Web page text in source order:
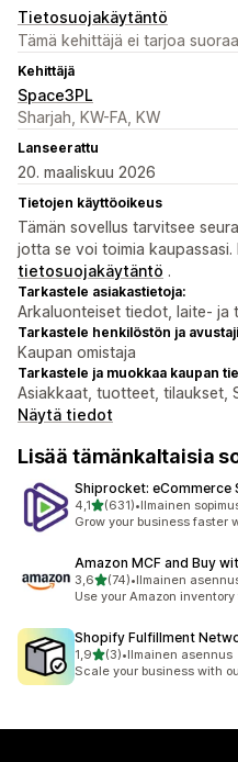
Tietosuojakäytäntö
Tämä kehittäjä ei tarjoa
Kehittäjä
Space3PL
Sharjah, KW-FA, KW
Lanseerattu
20. maaliskuu 2026
Tietojen käyttöoikeus
Tämän sovellus tarvitsee
jotta se voi toimia
tietosuojakäytäntö .
Tarkastele asiakastietoja:
Arkaluonteiset tiedot, laite- ja
Tarkastele henkilöstön ja
Kaupan omistaja
Tarkastele ja muokkaa kaupan
Asiakkaat, tuotteet, tilaukset,
Näytä tiedot
Lisää tämänkaltaisia
Shiprocket: eCommerce
4,1/ 5 tähteä
(631)
631 arvostelua yhteensä
•Ilmainen
Grow your business faster
Amazon MCF and Buy
3,6/ 5 tähteä
(74)
74 arvostelua yhteensä
•Ilmainen
Use your Amazon
Shopify Fulfillment
1,9/ 5 tähteä
(3)
3 arvostelua yhteensä
•Ilmainen asennus
Scale your business with